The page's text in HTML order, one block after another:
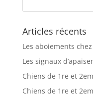
Articles récents
Les aboiements
Les signaux
Chiens de 1re et
Chiens de 1re et